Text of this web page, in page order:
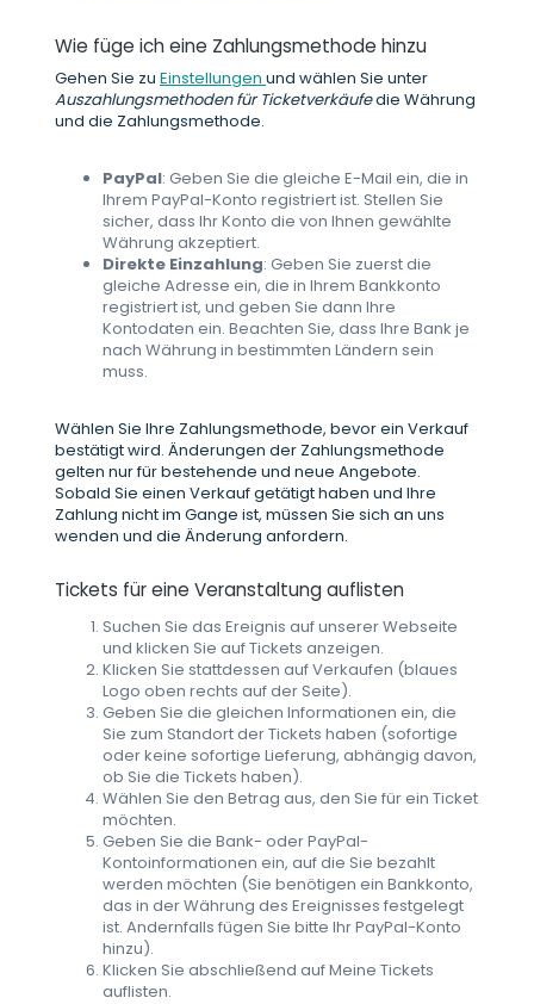
Wie füge ich eine Zahlungsmethode hinzu
Gehen Sie zu Einstellungen und wählen Sie unter
Auszahlungsmethoden für Ticketverkäufedie Währung
und die Zahlungsmethode.
PayPal: Geben Sie die gleiche E-Mail ein, die in
Ihrem PayPal-Konto registriert ist. Stellen Sie
sicher, dass Ihr Konto die von Ihnen gewählte
Währung akzeptiert.
Direkte Einzahlung: Geben Sie zuerst die
gleiche Adresse ein, die in Ihrem Bankkonto
registriert ist, und geben Sie dann Ihre
Kontodaten ein. Beachten Sie, dass Ihre Bank je
nach Währung in bestimmten Ländern sein
muss.
Wählen Sie Ihre Zahlungsmethode, bevor ein Verkauf
bestätigt wird. Änderungen der Zahlungsmethode
gelten nur für bestehende und neue Angebote.
Sobald Sie einen Verkauf getätigt haben und Ihre
Zahlung nicht im Gange ist, müssen Sie sich an uns
wenden und die Änderung anfordern.
Tickets für eine Veranstaltung auflisten
Suchen Sie das Ereignis auf unserer Webseite
und klicken Sie auf Tickets anzeigen.
Klicken Sie stattdessen auf Verkaufen (blaues
Logo oben rechts auf der Seite).
Geben Sie die gleichen Informationen ein, die
Sie zum Standort der Tickets haben (sofortige
oder keine sofortige Lieferung, abhängig davon,
ob Sie die Tickets haben).
Wählen Sie den Betrag aus, den Sie für ein Ticket
möchten.
Geben Sie die Bank- oder PayPal-
Kontoinformationen ein, auf die Sie bezahlt
werden möchten (Sie benötigen ein Bankkonto,
das in der Währung des Ereignisses festgelegt
ist. Andernfalls fügen Sie bitte Ihr PayPal-Konto
hinzu).
Klicken Sie abschließend auf Meine Tickets
auflisten.